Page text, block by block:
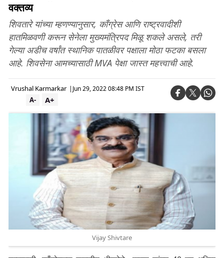
वक्तव्य
शिवतारे यांच्या म्हणण्यानुसार, काँग्रेस आणि राष्ट्रवादीशी
हातमिळवणी करून सेनेला मुख्यमंत्रिपद मिळू शकले असले, तरी
गेल्या अडीच वर्षांत स्थानिक पातळीवर पक्षाला मोठा फटका बसला
आहे. शिवसेना आमच्यासाठी MVA पेक्षा जास्त महत्त्वाची आहे.
Vrushal Karmarkar | Jun 29, 2022 08:48 PM IST
A+
A-
Vijay Shivtare